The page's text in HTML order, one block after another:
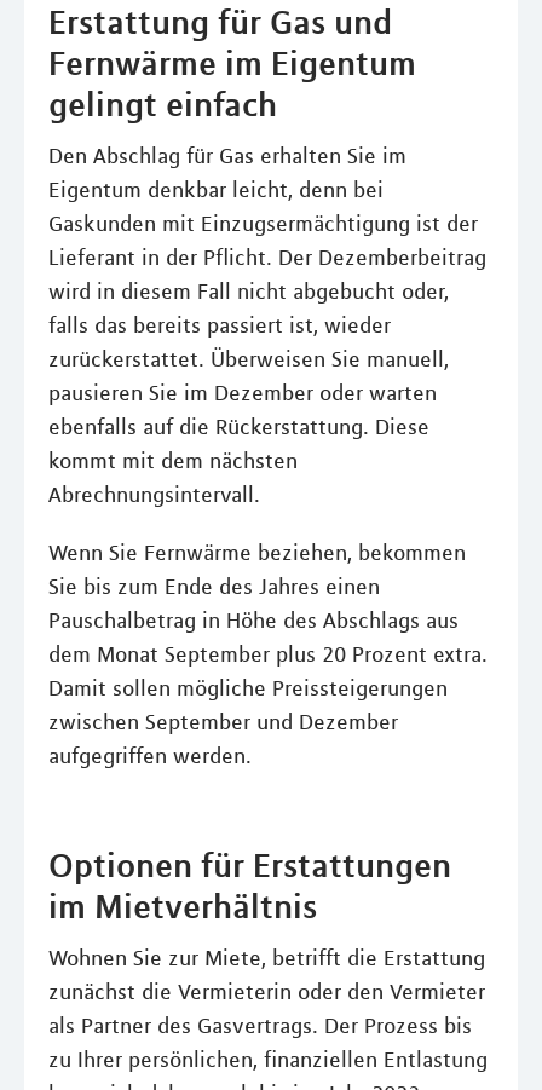
Erstattung für Gas und
Fernwärme im Eigentum
gelingt einfach
Den Abschlag für Gas erhalten Sie im
Eigentum denkbar leicht, denn bei
Gaskunden mit Einzugsermächtigung ist der
Lieferant in der Pflicht. Der Dezemberbeitrag
wird in diesem Fall nicht abgebucht oder,
falls das bereits passiert ist, wieder
zurückerstattet. Überweisen Sie manuell,
pausieren Sie im Dezember oder warten
ebenfalls auf die Rückerstattung. Diese
kommt mit dem nächsten
Abrechnungsintervall.
Wenn Sie Fernwärme beziehen, bekommen
Sie bis zum Ende des Jahres einen
Pauschalbetrag in Höhe des Abschlags aus
dem Monat September plus 20 Prozent extra.
Damit sollen mögliche Preissteigerungen
zwischen September und Dezember
aufgegriffen werden.
Optionen für Erstattungen
im Mietverhältnis
Wohnen Sie zur Miete, betrifft die Erstattung
zunächst die Vermieterin oder den Vermieter
als Partner des Gasvertrags. Der Prozess bis
zu Ihrer persönlichen, finanziellen Entlastung